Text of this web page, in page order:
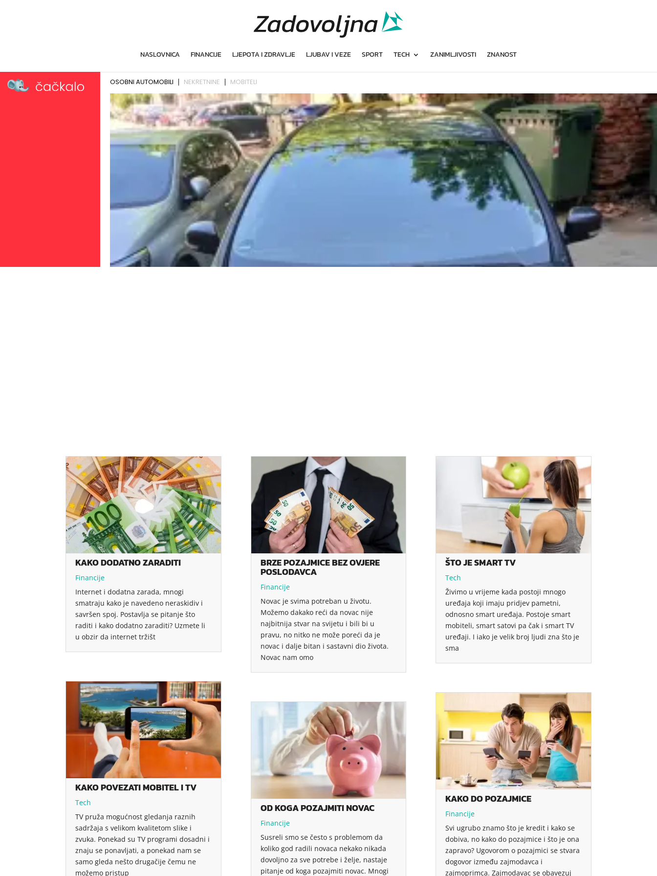
NASLOVNICA FINANCIJE LJEPOTA I ZDRAVLJE LJUBAV I VEZE SPORT TECH ZANIMLJIVOSTI ZNANOST
KAKO DODATNO ZARADITI
Financije
Internet i dodatna zarada, mnogi
smatraju kako je navedeno neraskidiv i
savršen spoj. Postavlja se pitanje što
raditi i kako dodatno zaraditi? Uzmete li
u obzir da internet tržišt
KAKO POVEZATI MOBITEL I TV
Tech
TV pruža mogućnost gledanja raznih
sadržaja s velikom kvalitetom slike i
zvuka. Ponekad su TV programi dosadni i
znaju se ponavljati, a ponekad nam se
samo gleda nešto drugačije čemu ne
možemo pristup
BRZE POZAJMICE BEZ OVJERE
POSLODAVCA
Financije
Novac je svima potreban u životu.
Možemo dakako reći da novac nije
najbitnija stvar na svijetu i bili bi u
pravu, no nitko ne može poreći da je
novac i dalje bitan i sastavni dio života.
Novac nam omo
OD KOGA POZAJMITI NOVAC
Financije
Susreli smo se često s problemom da
koliko god radili novaca nekako nikada
dovoljno za sve potrebe i želje, nastaje
pitanje od koga pozajmiti novac. Mnogi
ŠTO JE SMART TV
Tech
Živimo u vrijeme kada postoji mnogo
uređaja koji imaju pridjev pametni,
odnosno smart uređaja. Postoje smart
mobiteli, smart satovi pa čak i smart TV
uređaji. I iako je velik broj ljudi zna što je
sma
KAKO DO POZAJMICE
Financije
Svi ugrubo znamo što je kredit i kako se
dobiva, no kako do pozajmice i što je ona
zapravo? Ugovorom o pozajmici se stvara
dogovor između zajmodavca i
zajmoprimca. Zajmodavac se obavezuj